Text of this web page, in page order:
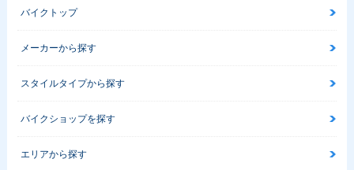
バイクトップ
メーカーから探す
スタイルタイプから探す
バイクショップを探す
エリアから探す